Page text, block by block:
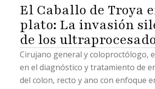
El Caballo de Troya
plato: La invasión
de los
Cirujano general y coloproctólogo,
en el diagnóstico y tratamiento de
del colon, recto y ano con enfoque